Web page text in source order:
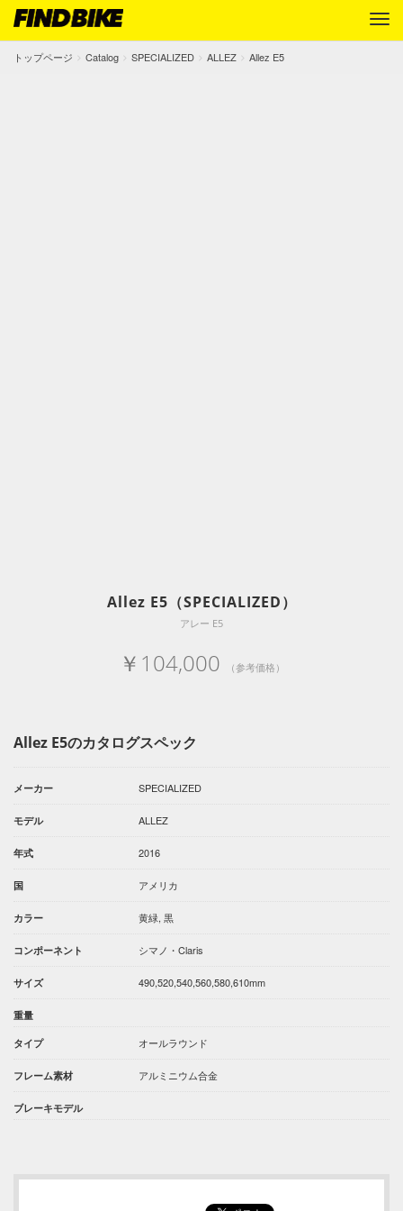
トップページ Catalog SPECIALIZED ALLEZ Allez E5
Allez E5（SPECIALIZED）
アレー E5
￥104,000 （参考価格）
Allez E5のカタログスペック
メーカー SPECIALIZED
モデル ALLEZ
年式 2016
国 アメリカ
カラー 黄緑, 黒
コンポーネント シマノ・Claris
サイズ 490,520,540,560,580,610mm
重量
タイプ オールラウンド
フレーム素材 アルミニウム合金
ブレーキモデル